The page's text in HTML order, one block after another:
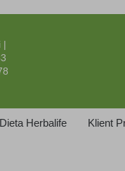
Dieta Herbalife Klient